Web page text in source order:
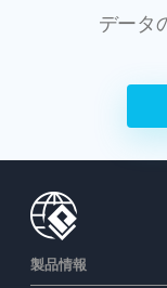
データ
製品情報